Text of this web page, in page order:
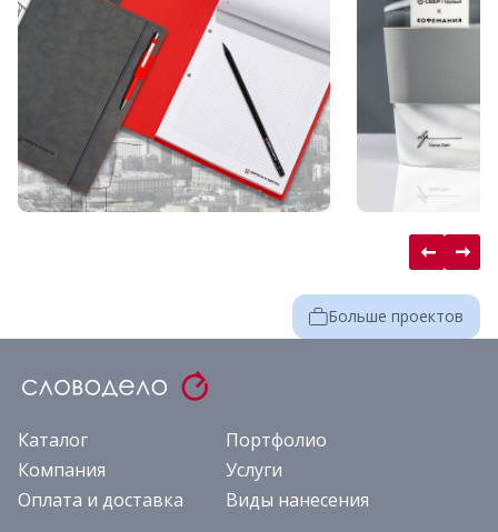
Больше проектов
Каталог
Портфолио
Компания
Услуги
Оплата и доставка
Виды нанесения